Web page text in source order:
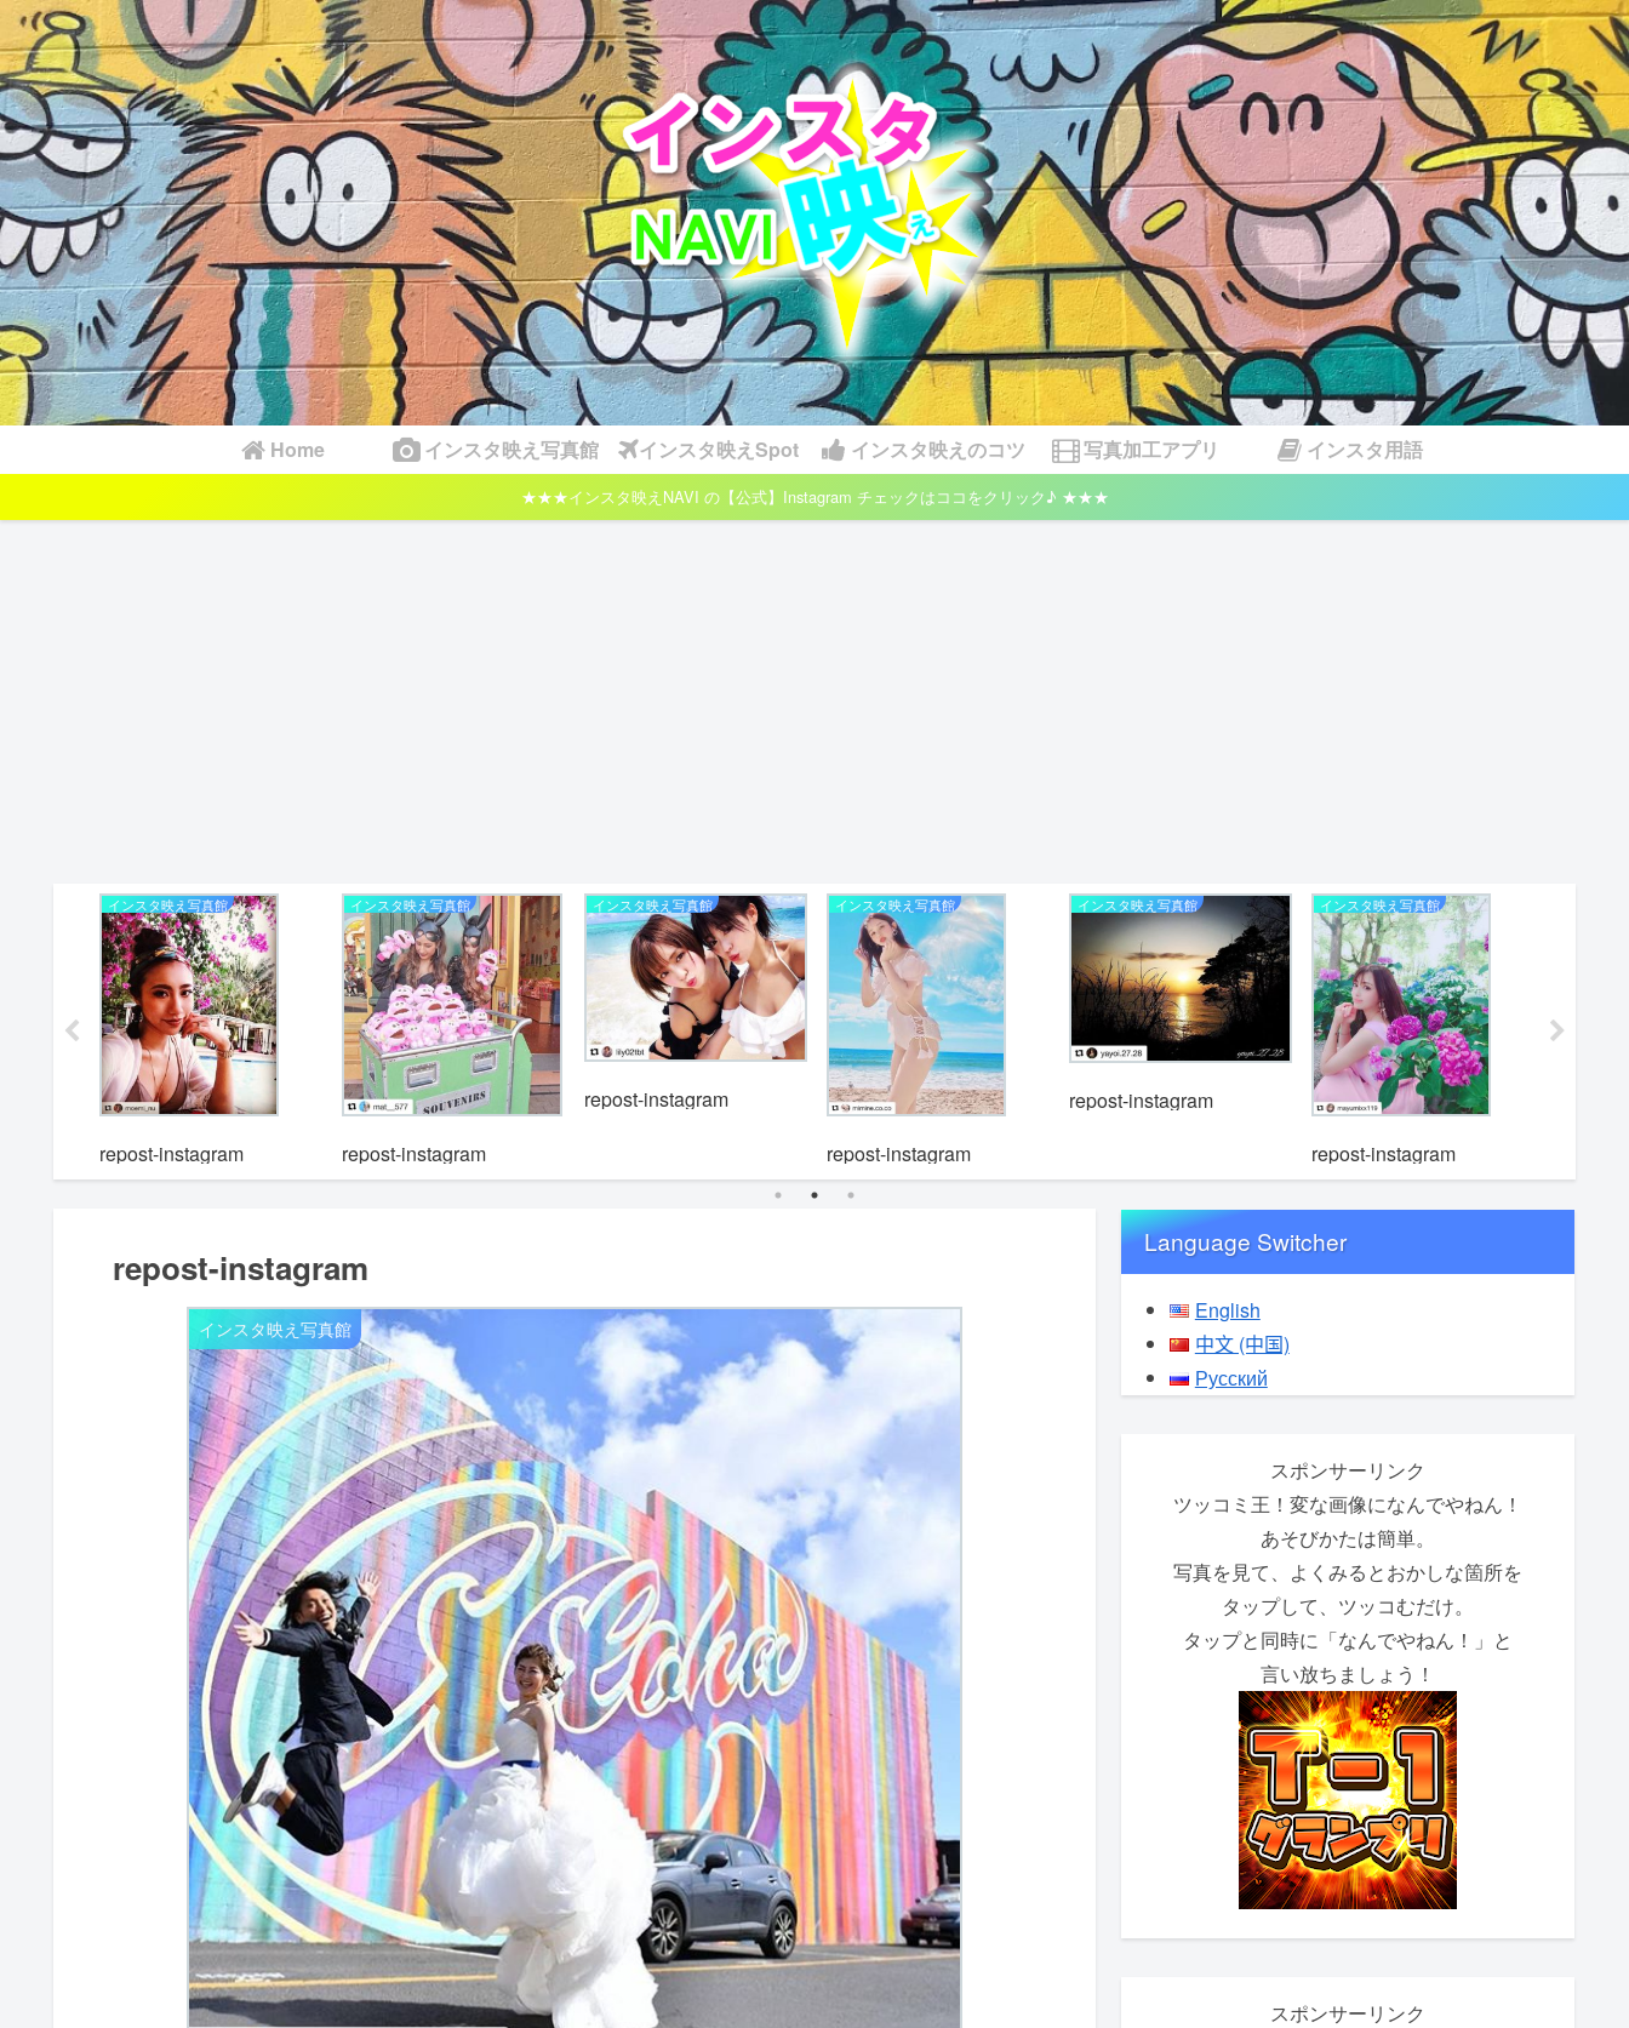
Home インスタ映え写真館 インスタ映えSpot インスタ映えのコツ 写真加工アプリ インスタ用語
★★★インスタ映えNAVI の【公式】Instagram チェックはココをクリック♪ ★★★
インスタ映え写真館
repost-instagram
インスタ映え写真館
repost-instagram
インスタ映え写真館
repost-instagram
インスタ映え写真館
repost-instagram
インスタ映え写真館
repost-instagram
インスタ映え写真館
repost-instagram
repost-instagram
インスタ映え写真館
Language Switcher
English
中文 (中国)
Русский
スポンサーリンク
ツッコミ王！変な画像になんでやねん！
あそびかたは簡単。
写真を見て、よくみるとおかしな箇所を
タップして、ツッコむだけ。
タップと同時に「なんでやねん！」と
言い放ちましょう！
スポンサーリンク